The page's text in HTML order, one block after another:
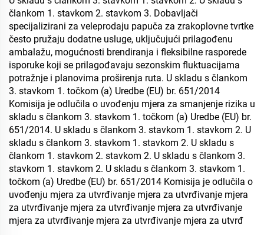
člankom 1. stavkom 2. stavkom 3. Dobavljači
specijalizirani za veleprodaju papuča za zrakoplovne tvrtke
često pružaju dodatne usluge, uključujući prilagođenu
ambalažu, mogućnosti brendiranja i fleksibilne rasporede
isporuke koji se prilagođavaju sezonskim fluktuacijama
potražnje i planovima proširenja ruta. U skladu s člankom
3. stavkom 1. točkom (a) Uredbe (EU) br. 651/2014
Komisija je odlučila o uvođenju mjera za smanjenje rizika u
skladu s člankom 3. stavkom 1. točkom (a) Uredbe (EU) br.
651/2014. U skladu s člankom 3. stavkom 1. stavkom 2. U
skladu s člankom 3. stavkom 1. stavkom 2. U skladu s
člankom 1. stavkom 2. stavkom 2. U skladu s člankom 3.
stavkom 1. stavkom 2. U skladu s člankom 3. stavkom 1.
točkom (a) Uredbe (EU) br. 651/2014 Komisija je odlučila o
uvođenju mjera za utvrđivanje mjera za utvrđivanje mjera
za utvrđivanje mjera za utvrđivanje mjera za utvrđivanje
mjera za utvrđivanje mjera za utvrđivanje mjera za utvrđ